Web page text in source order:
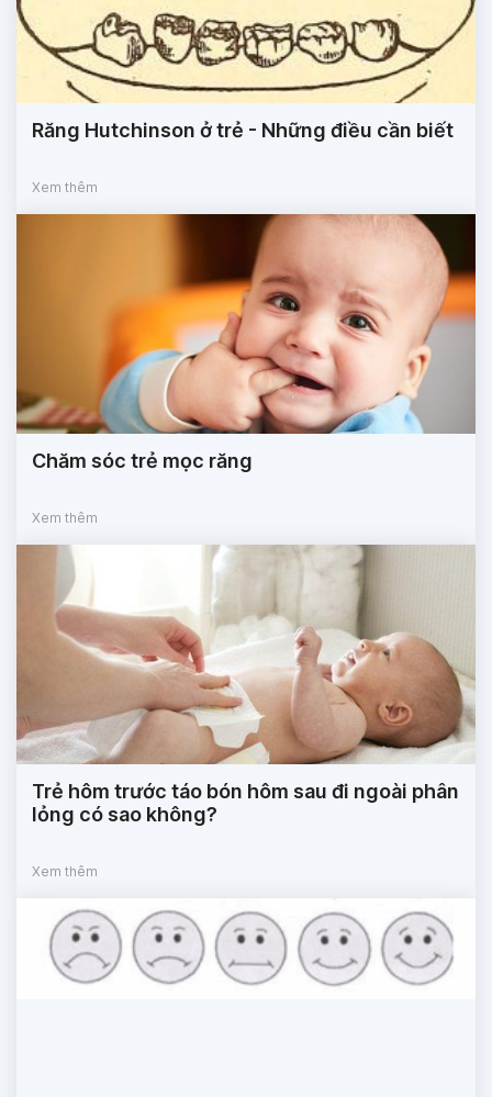
Răng Hutchinson ở trẻ - Những điều cần biết
Xem thêm
Chăm sóc trẻ mọc răng
Xem thêm
Trẻ hôm trước táo bón hôm sau đi ngoài phân
lỏng có sao không?
Xem thêm